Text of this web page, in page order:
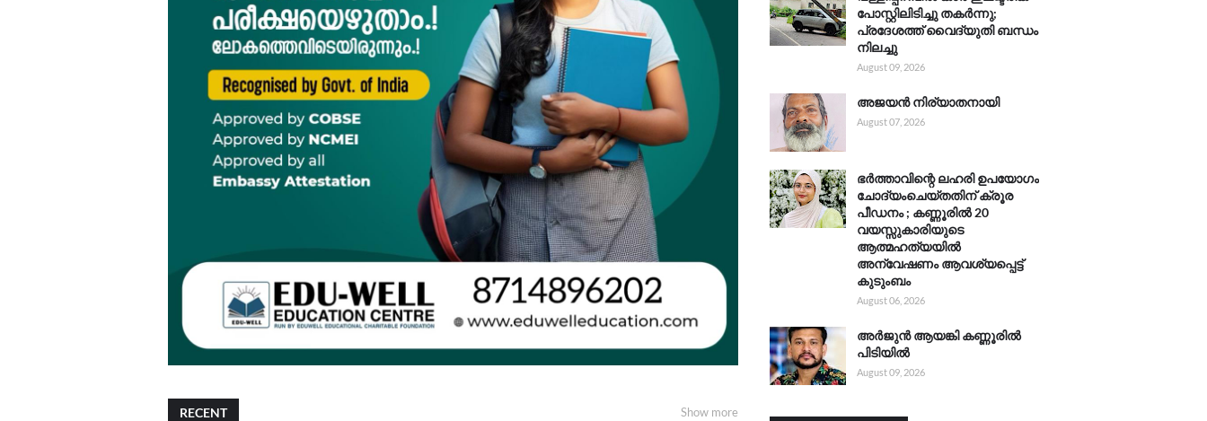
RECENT Show more
പോസ്റ്റിലിടിച്ചു തകർന്നു;
പ്രദേശത്ത് വൈദ്യുതി ബന്ധം
നിലച്ചു
August 09, 2026
അജയൻ നിര്യാതനായി
August 07, 2026
ഭർത്താവിന്റെ ലഹരി ഉപയോഗം
ചോദ്യംചെയ്തതിന് ക്രൂര
പീഡനം ; കണ്ണൂരിൽ 20
വയസ്സുകാരിയുടെ
ആത്മഹത്യയിൽ
അന്വേഷണം ആവശ്യപ്പെട്ട്
കുടുംബം
August 06, 2026
അർജുൻ ആയങ്കി കണ്ണൂരിൽ
പിടിയിൽ
August 09, 2026